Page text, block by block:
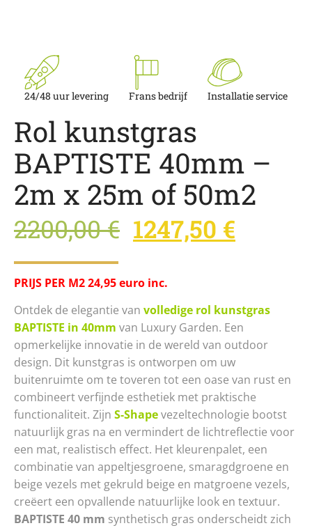
24/48 uur levering Frans bedrijf Installatie service
Rol kunstgras
BAPTISTE 40mm –
2m x 25m of 50m2
2200,00€ 1247,50 €
PRIJS PER M2 24,95 euro inc.
Ontdek de elegantie van volledige rol kunstgras
BAPTISTE in 40mm van Luxury Garden. Een
opmerkelijke innovatie in de wereld van outdoor
design. Dit kunstgras is ontworpen om uw
buitenruimte om te toveren tot een oase van rust en
combineert verfijnde esthetiek met praktische
functionaliteit. Zijn S-Shapevezeltechnologie bootst
natuurlijk gras na en vermindert de lichtreflectie voor
een mat, realistisch effect. Het kleurenpalet, een
combinatie van appeltjesgroene, smaragdgroene en
beige vezels met gekruld beige en matgroene vezels,
creëert een opvallende natuurlijke look en textuur.
BAPTISTE 40 mm synthetisch gras onderscheidt zich